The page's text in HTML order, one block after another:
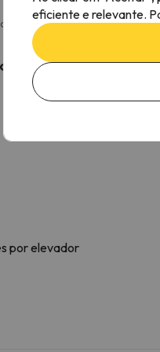
variar consoante o tipo
por elevador
eficiente e relevante.